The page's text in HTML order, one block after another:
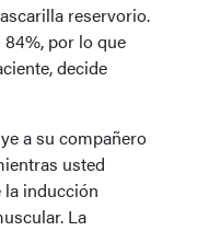
reservorio.
por lo que
decide
a su compañero
usted
inducción
La